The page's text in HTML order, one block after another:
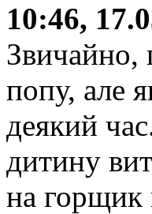
10:46,
Звичайно,
попу, але
деякий
дитину
на горщик